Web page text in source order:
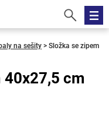
na sešity > Složka se zipem
40x27,5 cm